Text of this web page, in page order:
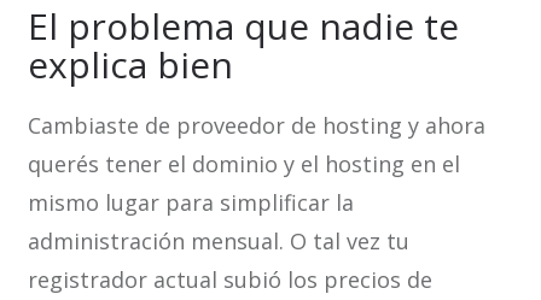
El problema que nadie te
explica bien
Cambiaste de proveedor de hosting y ahora
querés tener el dominio y el hosting en el
mismo lugar para simplificar la
administración mensual. O tal vez tu
registrador actual subió los precios de